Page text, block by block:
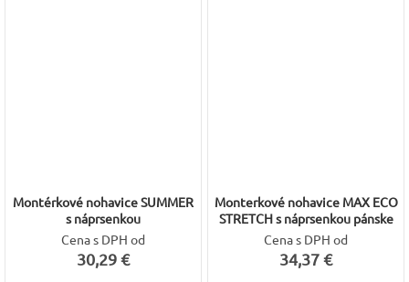
Montérkové nohavice SUMMER
s náprsenkou
Cena s DPH od
30,29 €
Monterkové nohavice MAX ECO
STRETCH s náprsenkou pánske
Cena s DPH od
34,37 €